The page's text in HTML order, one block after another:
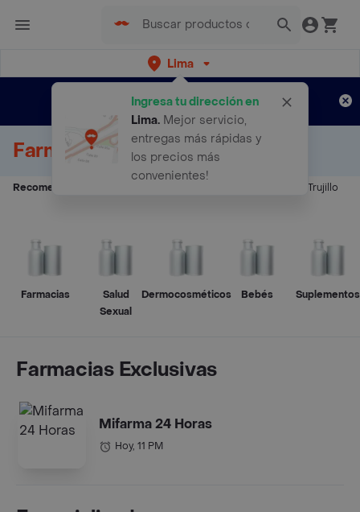
Lima
Ingresa tu dirección en
Lima. Mejor servicio,
entregas más rápidas y
los precios más
convenientes!
envíos gratis por semanas
Aplican TyC
Farmacias Delivery
Recomendados: Farmacias Trujillo
Farmacias
Salud
Sexual
Dermocosméticos Bebés Suplementos
Farmacias Exclusivas
Mifarma 24 Horas
Hoy, 11 PM